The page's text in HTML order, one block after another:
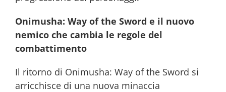
Onimusha: Way of the Sword e il nuovo
nemico che cambia le regole del
combattimento
Il ritorno di Onimusha: Way of the Sword si
arricchisce di una nuova minaccia